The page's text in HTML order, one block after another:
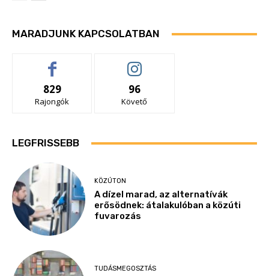
MARADJUNK KAPCSOLATBAN
829
Rajongók
96
Követő
LEGFRISSEBB
KÖZÚTON
A dízel marad, az alternatívák
erősödnek: átalakulóban a közúti
fuvarozás
TUDÁSMEGOSZTÁS